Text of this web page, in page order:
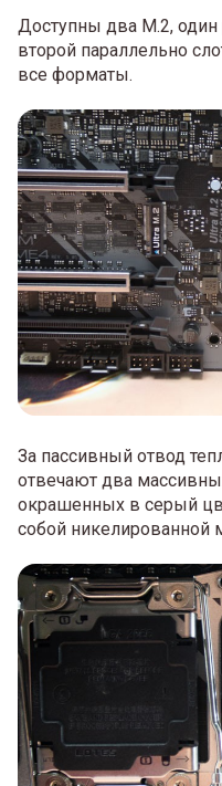
Доступны два M.2,
второй параллельно
все форматы.
За пассивный отвод
отвечают два
окрашенных в серый
собой никелированной